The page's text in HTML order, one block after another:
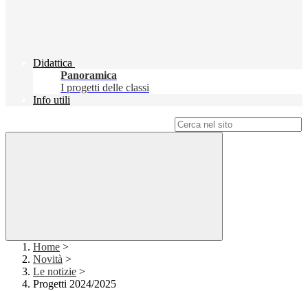
Didattica
Panoramica
I progetti delle classi
Info utili
Home >
Novità >
Le notizie >
Progetti 2024/2025